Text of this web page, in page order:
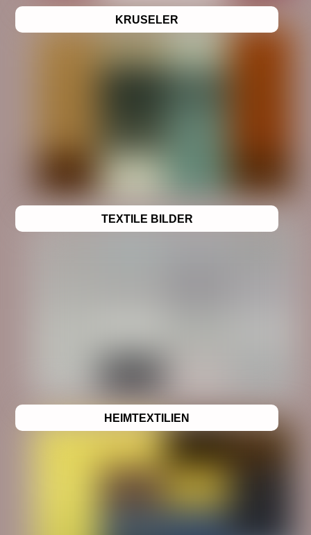
KRUSELER
TEXTILE BILDER
HEIMTEXTILIEN